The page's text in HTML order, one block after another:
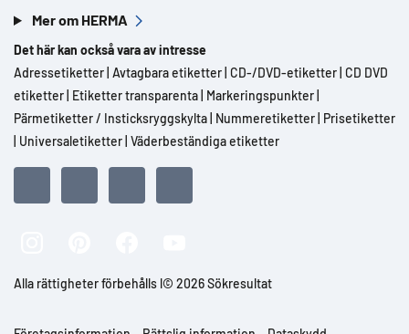
Mer om HERMA
Det här kan också vara av intresse
Adressetiketter Avtagbara etiketter CD-/DVD-etiketter CD DVD
etiketter Etiketter transparenta Markeringspunkter
Pärmetiketter / Insticksryggskylta Nummeretiketter Prisetiketter
Universaletiketter Väderbeständiga etiketter
Alla rättigheter förbehålls l© 2026 Sökresultat